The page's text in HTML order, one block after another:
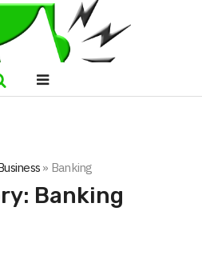
» Banking
Banking